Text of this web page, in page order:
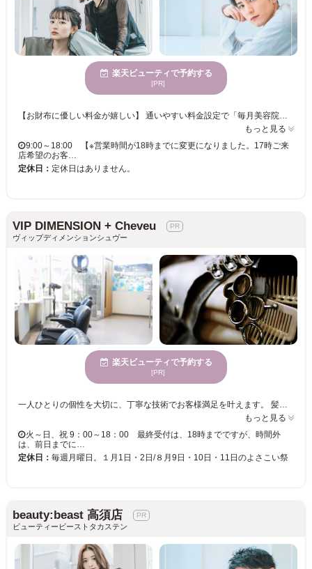
楽天ビューティで予約する
[PR]
もっと見る
9:00～18:00 【※営業時間が18時までに変更になりました。17時ご来
店希望のお客…
定休日： 定休日はありません。
VIP DIMENSION + Cheveu
ヴィップディメンションシュヴー
楽天ビューティで予約する
[PR]
もっと見る
火～日、祝 9：00～18：00 最終受付は、18時までですが、時間外
は、前日までに…
定休日： 毎週月曜日。１月1日・2日/８月9日・10日・11日のよさこい祭
beauty:beast 高須店
ビューティービーストタカステン